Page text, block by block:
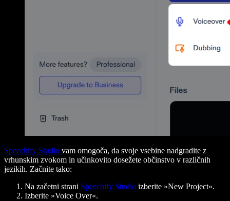
Speechify Studio vam omogoča, da svoje vsebine nadgradite z
vrhunskim zvokom in učinkovito dosežete občinstvo v različnih
jezikih. Začnite tako:
Na začetni strani Speechify Studio izberite »New Project«.
Izberite »Voice Over«.